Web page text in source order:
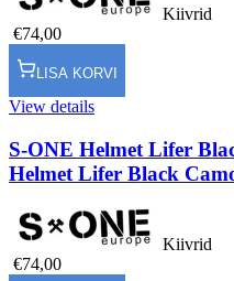
Kiivrid
€74,00
LISA KORVI
View details
S-ONE Helmet Lifer
Helmet Lifer Black
Kiivrid
€74,00